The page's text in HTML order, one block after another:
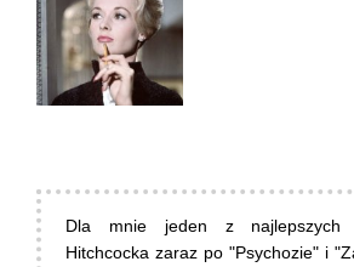
Dla mnie jeden z najlepszych
Hitchcocka zaraz po "Psychozie" i